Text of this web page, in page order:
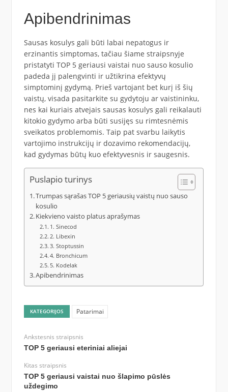
Apibendrinimas
Sausas kosulys gali būti labai nepatogus ir
erzinantis simptomas, tačiau šiame straipsnyje
pristatyti TOP 5 geriausi vaistai nuo sauso kosulio
padeda jį palengvinti ir užtikrina efektyvų
simptominį gydymą. Prieš vartojant bet kurį iš šių
vaistų, visada pasitarkite su gydytoju ar vaistininku,
nes kai kuriais atvejais sausas kosulys gali reikalauti
kitokio gydymo arba būti susijęs su rimtesnėmis
sveikatos problemomis. Taip pat svarbu laikytis
vartojimo instrukcijų ir dozavimo rekomendacijų,
kad gydymas būtų kuo efektyvesnis ir saugesnis.
Puslapio turinys
Trumpas sąrašas TOP 5 geriausių vaistų nuo sauso
kosulio
Kiekvieno vaisto platus aprašymas
1. Sinecod
2. Libexin
3. Stoptussin
4. Bronchicum
5. Kodelak
Apibendrinimas
KATEGORIJOS Patarimai
Ankstesnis straipsnis
TOP 5 geriausi eteriniai aliejai
Kitas straipsnis
TOP 5 geriausi vaistai nuo šlapimo pūslės
uždegimo